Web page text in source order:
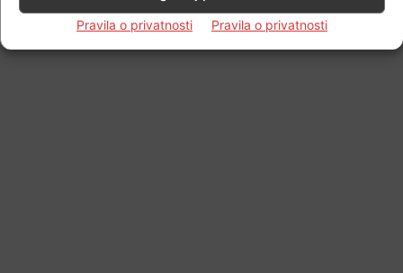
Pravila o privatnosti Pravila o privatnosti